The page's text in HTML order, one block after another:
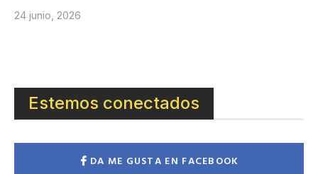
24 junio, 2026
Estemos conectados
DA ME GUSTA EN FACEBOOK